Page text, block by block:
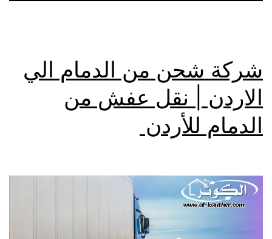
شركة شحن من الدمام الي
الاردن | نقل عفش من
الدمام للأردن